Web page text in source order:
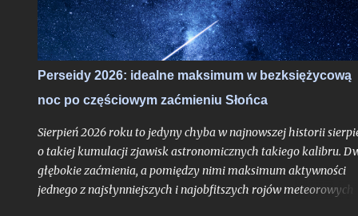
oznacza nieuchronnie, że znajdziemy się w strefie zaćmienia
częściowego o bardzo głębokiej fazie maksymalnej
do aż 87%, gdy Słońce stanie się cienkim sierpem. Jako, że
zaćmienia chodzą parami - nieco ponad dwa tygodnie od
gdy nasz satelita osiągnie pełnię czeka nas częściowe zaćmienie
Księżyca - znów o bardzo głębokiej fazie maksymalnej. Oba te
zaćmienie Słońc...
Perseidy 2026: idealne maksimum w bezksiężycową
noc po częściowym zaćmieniu Słońca
Sierpień 2026 roku to jedyny chyba w najnowszej historii
o takiej kumulacji zjawisk astronomicznych takiego kalibru.
głębokie zaćmienia, a pomiędzy nimi maksimum aktywności
jednego z najsłynniejszych i najobfitszych rojów meteorowych